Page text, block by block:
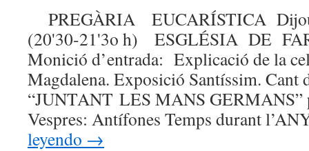
PREGÀRIA EUCARÍSTICA
(20'30-21'3o h) ESGLÉSIA DE
Monició d’entrada: Explicació de la
Magdalena. Exposició Santíssim. Cant
“JUNTANT LES MANS GERMANS”
Vespres: Antífones Temps durant
leyendo →